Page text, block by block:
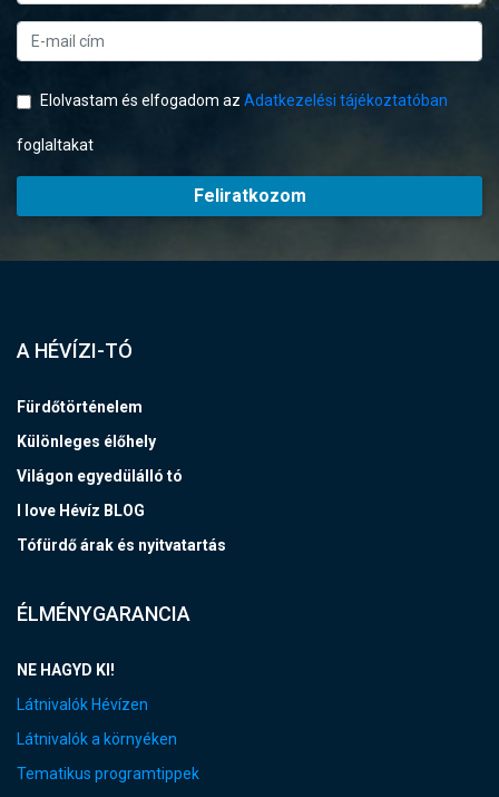
Elolvastam és elfogadom az Adatkezelési tájékoztatóban
foglaltakat
Feliratkozom
A HÉVÍZI-TÓ
Fürdőtörténelem
Különleges élőhely
Világon egyedülálló tó
I love Hévíz BLOG
Tófürdő árak és nyitvatartás
ÉLMÉNYGARANCIA
NE HAGYD KI!
Látnivalók Hévízen
Látnivalók a környéken
Tematikus programtippek